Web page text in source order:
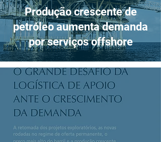
Produção crescente de
petróleo aumenta demanda
por serviços offshore